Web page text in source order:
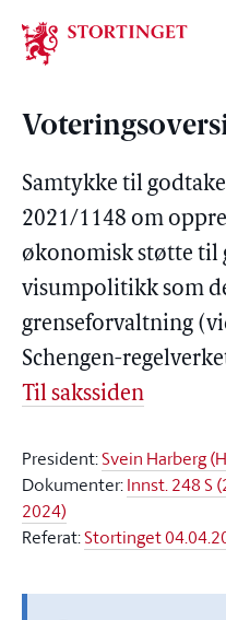
Stortinget.no
Samtykke til
2021/1148 om
økonomisk støtte til
visumpolitikk som
grenseforvaltning
Schengen-
Til sakssiden
President:Svein Harberg
Dokumenter:Innst. 248 S
2024)
Referat:Stortinget